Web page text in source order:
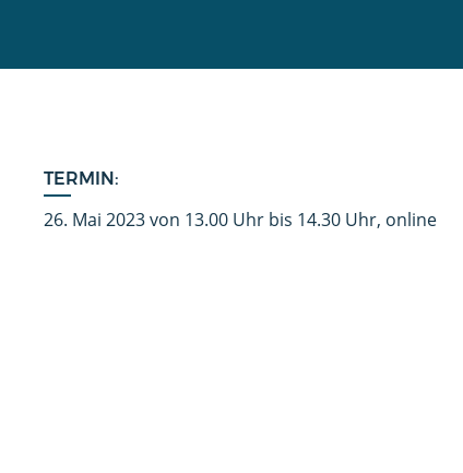
TERMIN:
26. Mai 2023 von 13.00 Uhr bis 14.30 Uhr, online